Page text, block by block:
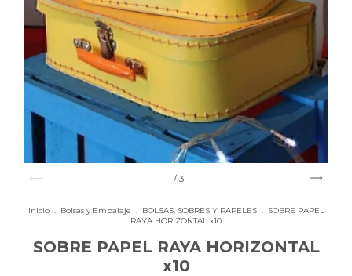
1 /3
Inicio . Bolsas y Embalaje . BOLSAS, SOBRES Y PAPELES . SOBRE PAPEL
RAYA HORIZONTAL x10
SOBRE PAPEL RAYA HORIZONTAL
x10